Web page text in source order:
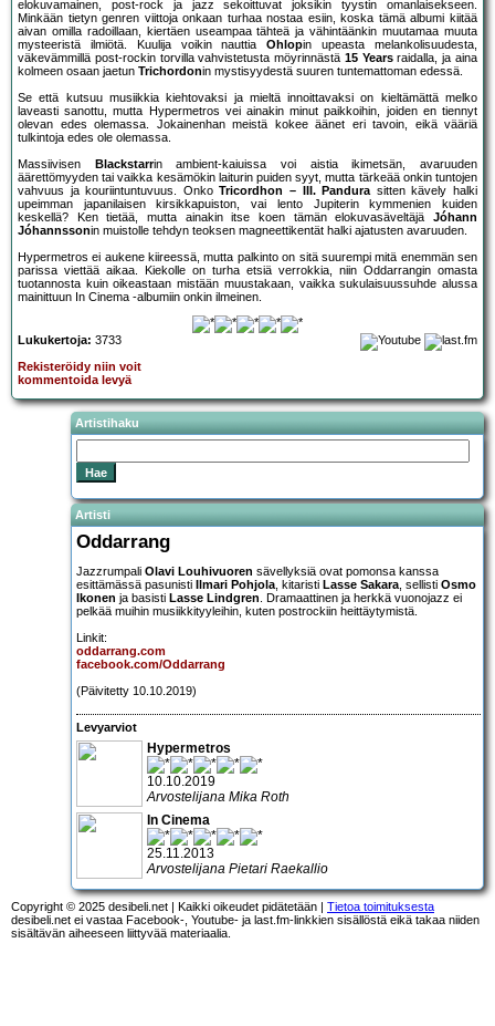
elokuvamainen, post-rock ja jazz sekoittuvat joksikin tyystin omanlaisekseen.
Minkään tietyn genren viittoja onkaan turhaa nostaa esiin, koska tämä albumi kiitää
aivan omilla radoillaan, kiertäen useampaa tähteä ja vähintäänkin muutamaa muuta
mysteeristä ilmiötä. Kuulija voikin nauttiaOhlopin upeasta melankolisuudesta,
väkevämmillä post-rockin torvilla vahvistetusta möyrinnästä 15 Yearsraidalla, ja aina
kolmeen osaan jaetun Trichordonin mystisyydestä suuren tuntemattoman edessä.
Se että kutsuu musiikkia kiehtovaksi ja mieltä innoittavaksi on kieltämättä melko
laveasti sanottu, mutta Hypermetros vei ainakin minut paikkoihin, joiden en tiennyt
olevan edes olemassa. Jokainenhan meistä kokee äänet eri tavoin, eikä vääriä
tulkintoja edes ole olemassa.
Massiivisen
Blackstarrin ambient-kaiuissa voi aistia ikimetsän, avaruuden
äärettömyyden tai vaikka kesämökin laiturin puiden syyt, mutta tärkeää onkin tuntojen
vahvuus ja kouriintuntuvuus. OnkoTricordhon – III. Pandurasitten kävely halki
upeimman japanilaisen kirsikkapuiston, vai lento Jupiterin kymmenien kuiden
keskellä? Ken tietää, mutta ainakin itse koen tämän elokuvasäveltäjä Jóhann
Jóhannssonin muistolle tehdyn teoksen magneettikentät halki ajatusten avaruuden.
Hypermetros ei aukene kiireessä, mutta palkinto on sitä suurempi mitä enemmän sen
parissa viettää aikaa. Kiekolle on turha etsiä verrokkia, niin Oddarrangin omasta
tuotannosta kuin oikeastaan mistään muustakaan, vaikka sukulaisuussuhde alussa
mainittuun In Cinema -albumiin onkin ilmeinen.
Lukukertoja: 3733
Rekisteröidy niin voit
kommentoida levyä
Artistihaku
Artisti
Oddarrang
Jazzrumpali Olavi Louhivuoren sävellyksiä ovat pomonsa kanssa
esittämässä pasunisti Ilmari Pohjola , kitaristi Lasse Sakara , sellisti Osmo
Ikonen ja basisti Lasse Lindgren . Dramaattinen ja herkkä vuonojazz ei
pelkää muihin musiikkityyleihin, kuten postrockiin heittäytymistä.
Linkit:
oddarrang.com
facebook.com/Oddarrang
(Päivitetty 10.10.2019)
Levyarviot
Hypermetros
10.10.2019
Arvostelijana Mika Roth
In Cinema
25.11.2013
Arvostelijana Pietari Raekallio
Copyright © 2025 desibeli.net | Kaikki oikeudet pidätetään | Tietoa toimituksesta
desibeli.net ei vastaa Facebook-, Youtube- ja last.fm-linkkien sisällöstä eikä takaa niiden
sisältävän aiheeseen liittyvää materiaalia.